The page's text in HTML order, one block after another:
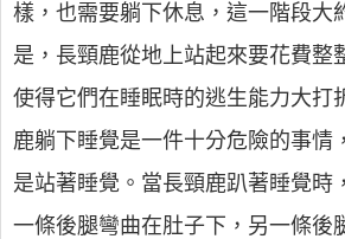
樣，也需要躺下休息，這一階段大
是，長頸鹿從地上站起來要花費整
使得它們在睡眠時的逃生能力大打
鹿躺下睡覺是一件十分危險的事情
是站著睡覺。當長頸鹿趴著睡覺時
一條後腿彎曲在肚子下，另一條後